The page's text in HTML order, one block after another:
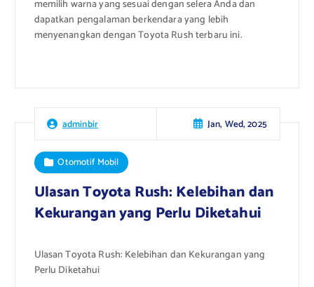
memilih warna yang sesuai dengan selera Anda dan
dapatkan pengalaman berkendara yang lebih
menyenangkan dengan Toyota Rush terbaru ini.
adminbir Jan, Wed, 2025
Otomotif Mobil
Ulasan Toyota Rush: Kelebihan dan
Kekurangan yang Perlu Diketahui
Ulasan Toyota Rush: Kelebihan dan Kekurangan yang
Perlu Diketahui